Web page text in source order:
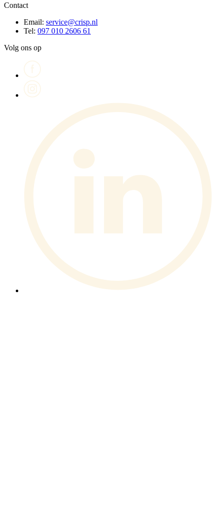
Contact
Email: service@crisp.nl
Tel: 097 010 2606 61
Volg ons op